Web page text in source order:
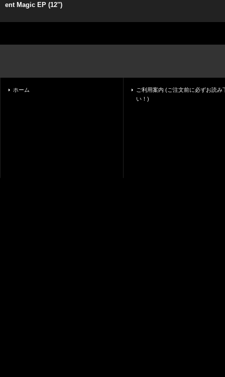
ent Magic EP (12'')
ホーム
ご利用案内 (ご注文前に必ずお読み
い！)